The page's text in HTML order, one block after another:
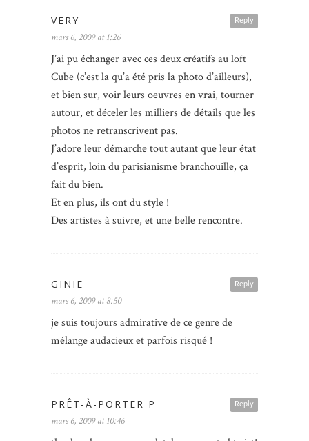
Reply
VERY
mars 6, 2009 at 1:26
J’ai pu échanger avec ces deux créatifs au loft
Cube (c’est la qu’a été pris la photo d’ailleurs),
et bien sur, voir leurs oeuvres en vrai, tourner
autour, et déceler les milliers de détails que les
photos ne retranscrivent pas.
J’adore leur démarche tout autant que leur état
d’esprit, loin du parisianisme branchouille, ça
fait du bien.
Et en plus, ils ont du style !
Des artistes à suivre, et une belle rencontre.
Reply
GINIE
mars 6, 2009 at 8:50
je suis toujours admirative de ce genre de
mélange audacieux et parfois risqué !
Reply
PRÊT-À-PORTER P
mars 6, 2009 at 10:46